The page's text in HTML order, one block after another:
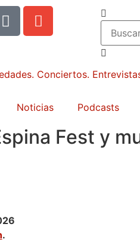
Noticias Podcasts
Fest y
.